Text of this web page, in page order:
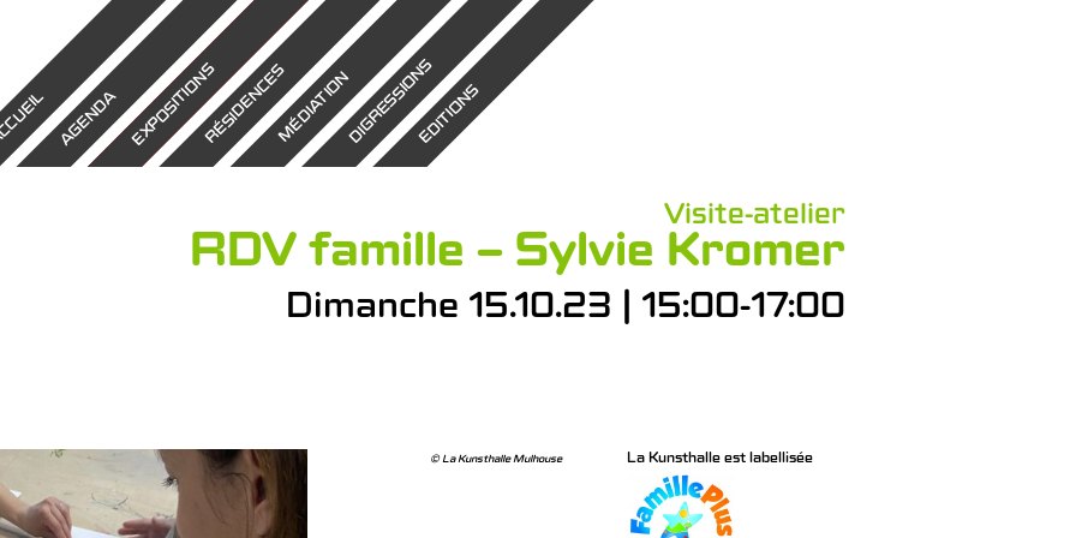
AGENDAEXPOSITIONSRÉSIDENCESMÉDIATIONDIGRESSIONSEDITIONS
Visite-atelier
RDV famille – Sylvie Kromer
Dimanche 15.10.23 | 15:00-17:00
© La Kunsthalle Mulhouse La Kunsthalle est labellisée